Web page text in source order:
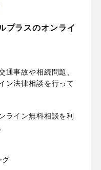
プラスのオンライ
通事故や相続問題、
ン法律相談を行って
ライン無料相談を利
グ